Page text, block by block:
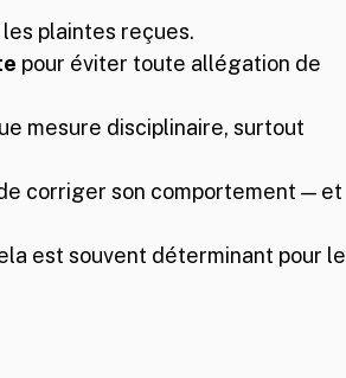
plaintes reçues.
pour éviter toute allégation de
mesure disciplinaire, surtout
corriger son comportement — et
est souvent déterminant pour le